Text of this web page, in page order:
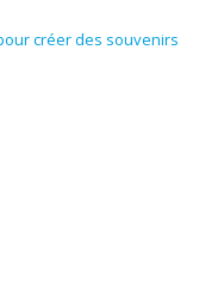
créer des souvenirs